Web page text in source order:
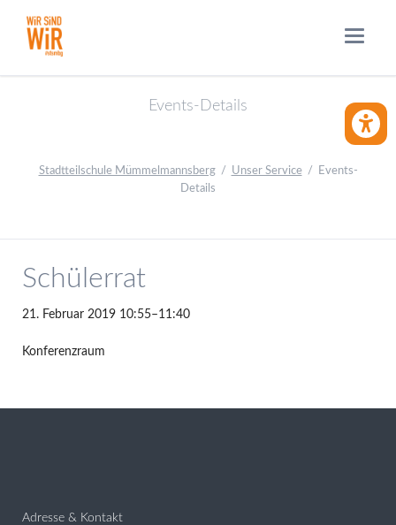
Events-Details
Stadtteilschule Mümmelmannsberg Unser Service
Events-
Details
Schülerrat
21. Februar 2019 10:55–11:40
Konferenzraum
Adresse & Kontakt